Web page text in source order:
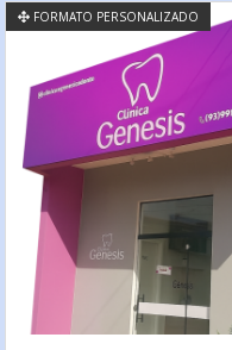
FORMATO PERSONALIZADO